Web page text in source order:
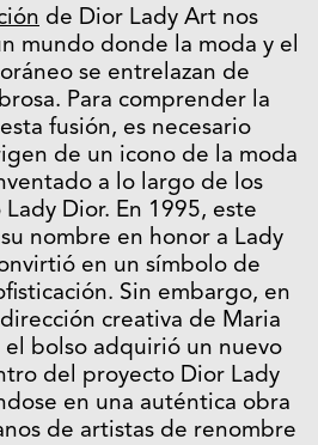
de Dior Lady Art nos
mundo donde la moda y el
se entrelazan de
Para comprender la
fusión, es necesario
de un icono de la moda
a lo largo de los
Lady Dior. En 1995, este
nombre en honor a Lady
en un símbolo de
Sin embargo, en
creativa de Maria
el bolso adquirió un nuevo
del proyecto Dior Lady
en una auténtica obra
de artistas de renombre